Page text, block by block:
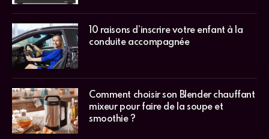
10 raisons d’inscrire votre enfant à la
conduite accompagnée
Comment choisir son Blender chauffant
mixeur pour faire de la soupe et
smoothie ?